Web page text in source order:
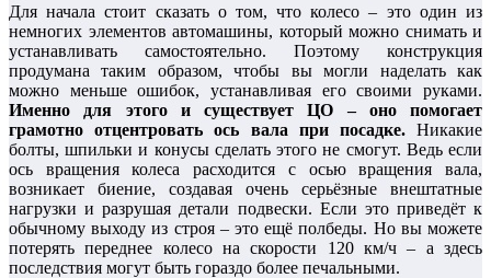
Для начала стоит сказать о том, что колесо – это один из
немногих элементов автомашины, который можно снимать и
устанавливать самостоятельно. Поэтому конструкция
продумана таким образом, чтобы вы могли наделать как
можно меньше ошибок, устанавливая его своими руками.
Именно для этого и существует ЦО – оно помогает
грамотно отцентровать ось вала при посадке.Никакие
болты, шпильки и конусы сделать этого не смогут. Ведь если
ось вращения колеса расходится с осью вращения вала,
возникает биение, создавая очень серьёзные внештатные
нагрузки и разрушая детали подвески. Если это приведёт к
обычному выходу из строя – это ещё полбеды. Но вы можете
потерять переднее колесо на скорости 120 км/ч – а здесь
последствия могут быть гораздо более печальными.